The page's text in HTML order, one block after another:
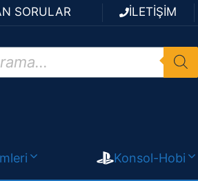
SORULAR İLETİŞİM
Konsol-Hobi